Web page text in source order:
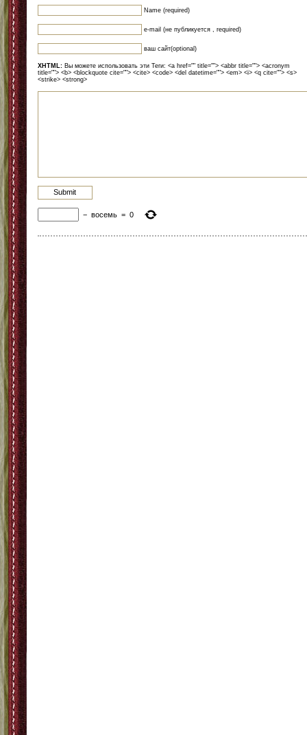
Name (required)
e-mail (не публикуется , required)
ваш сайт(optional)
XHTML: Вы можете использовать эти Теги: <a href="" title=""> <abbr title=""> <acronym
title=""> <b> <blockquote cite=""> <cite> <code> <del datetime=""> <em> <i> <q cite=""> <s>
<strike> <strong>
− восемь = 0